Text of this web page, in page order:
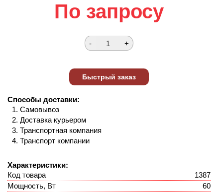
По запросу
Способы доставки:
Самовывоз
Доставка курьером
Транспортная компания
Транспорт компании
Характеристики:
Код товара
1387
Мощность, Вт
60